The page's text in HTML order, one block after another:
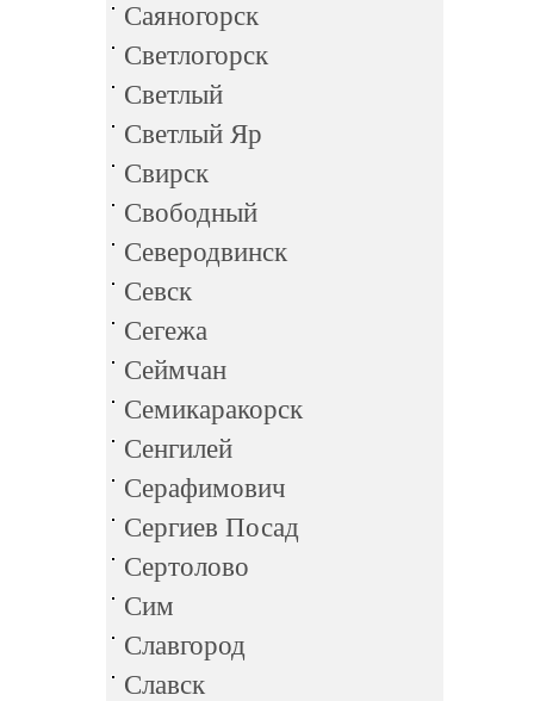
Саяногорск
Светлогорск
Светлый
Светлый Яр
Свирск
Свободный
Северодвинск
Севск
Сегежа
Сеймчан
Семикаракорск
Сенгилей
Серафимович
Сергиев Посад
Сертолово
Сим
Славгород
Славск